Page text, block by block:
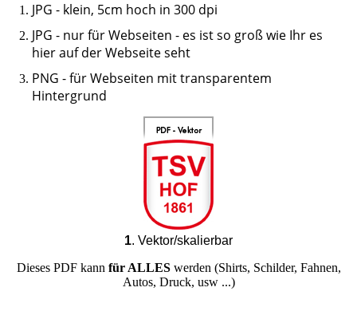
JPG - klein, 5cm hoch in 300 dpi
JPG - nur für Webseiten - es ist so groß wie Ihr es
hier auf der Webseite seht
PNG - für Webseiten mit transparentem
Hintergrund
1. Vektor/skalierbar
Dieses PDF kann für ALLESwerden (Shirts, Schilder, Fahnen,
Autos, Druck, usw ...)